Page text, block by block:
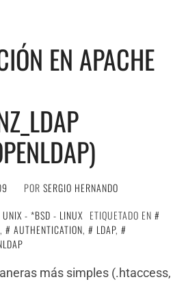
EN APACHE
POR SERGIO HERNANDO
UNIX - *BSD - LINUX ETIQUETADO EN
, AUTHENTICATION, LDAP,
más simples (.htaccess,